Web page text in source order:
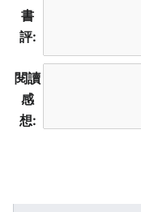
書
評:
閱讀
感
想: